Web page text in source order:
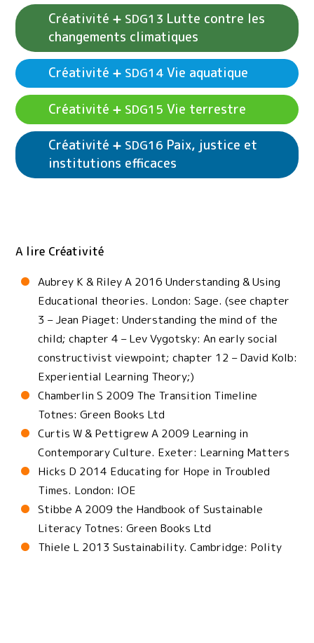
Voir les exemples d'activitésCréativité
Villes et communautés durables
Voir les exemples d'activités Créativité
Consommation et production durables
Créativité SDG13 Lutte contre les
changements climatiques
Lutte contre les changements climatiques
Créativité SDG14Vie aquatique
Créativité SDG15 Vie terrestre
Créativité SDG16 Paix, justice et
institutions efficaces
Paix, justice et institutions efficaces
A lire Créativité
Aubrey K & Riley A 2016 Understanding & Using
Educational theories. London: Sage. (see chapter
3 – Jean Piaget: Understanding the mind of the
child; chapter 4 – Lev Vygotsky: An early social
constructivist viewpoint; chapter 12 – David Kolb:
Experiential Learning Theory;)
Chamberlin S 2009 The Transition Timeline
Totnes: Green Books Ltd
Curtis W & Pettigrew A 2009 Learning in
Contemporary Culture. Exeter: Learning Matters
Hicks D 2014 Educating for Hope in Troubled
Times. London: IOE
Stibbe A 2009 the Handbook of Sustainable
Literacy Totnes: Green Books Ltd
Thiele L 2013 Sustainability. Cambridge: Polity